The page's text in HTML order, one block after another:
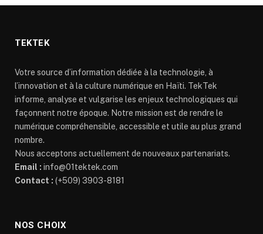
TEKTEK
Votre source d’information dédiée à la technologie, à
l’innovation et à la culture numérique en Haïti. TekTek
informe, analyse et vulgarise les enjeux technologiques qui
façonnent notre époque. Notre mission est de rendre le
numérique compréhensible, accessible et utile au plus grand
nombre.
Nous acceptons actuellement de nouveaux partenariats.
Email : info@01tektek.com
Contact : (+509) 3903-8181
NOS CHOIX